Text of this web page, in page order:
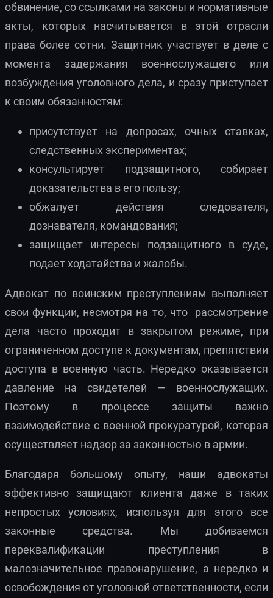
обвинение, со ссылками на законы и нормативные
акты, которых насчитывается в этой отрасли
права более сотни. Защитник участвует в деле с
момента задержания военнослужащего или
возбуждения уголовного дела, и сразу приступает
к своим обязанностям:
присутствует на допросах, очных ставках,
следственных экспериментах;
консультирует подзащитного, собирает
доказательства в его пользу;
обжалует действия следователя,
дознавателя, командования;
защищает интересы подзащитного в суде,
подает ходатайства и жалобы.
Адвокат по воинским преступлениям выполняет
свои функции, несмотря на то, что рассмотрение
дела часто проходит в закрытом режиме, при
ограниченном доступе к документам, препятствии
доступа в военную часть. Нередко оказывается
давление на свидетелей — военнослужащих.
Поэтому в процессе защиты важно
взаимодействие с военной прокуратурой, которая
осуществляет надзор за законностью в армии.
Благодаря большому опыту, наши адвокаты
эффективно защищают клиента даже в таких
непростых условиях, используя для этого все
законные средства. Мы добиваемся
переквалификации преступления в
малозначительное правонарушение, а нередко и
освобождения от уголовной ответственности, если